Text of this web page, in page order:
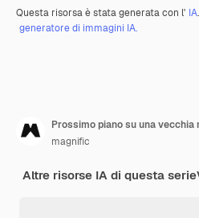
Questa risorsa è stata generata con l' IA
generatore di immagini IA.
Prossimo piano su una vecchia
magnific
Altre risorse IA di questa serie